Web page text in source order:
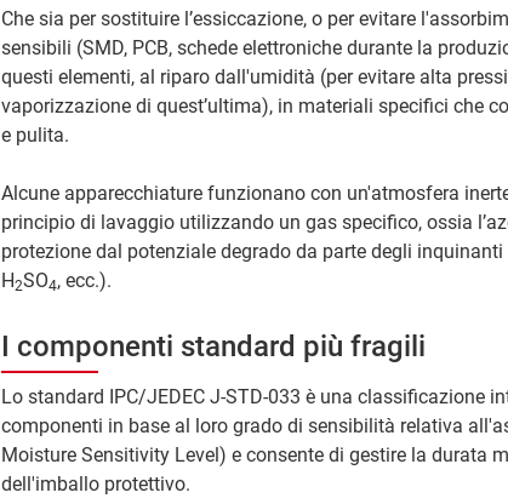
Che sia per sostituire l’essiccazione, o per evitare
sensibili (SMD, PCB, schede elettroniche durante la
questi elementi, al riparo dall'umidità (per evitare alta
vaporizzazione di quest’ultima), in materiali specifici che
e pulita.
Alcune apparecchiature funzionano con un'atmosfera
principio di lavaggio utilizzando un gas specifico, ossia
protezione dal potenziale degrado da parte degli inquinanti
H2SO4, ecc.).
I componenti standard più fragili
Lo standard IPC/JEDEC J-STD-033 è una classificazione
componenti in base al loro grado di sensibilità relativa
Moisture Sensitivity Level) e consente di gestire la durata
dell'imballo protettivo.